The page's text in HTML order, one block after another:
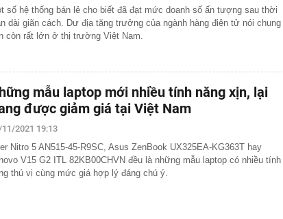
hơn 77 triệu đồng, 2 tháng sau được ngân hàng
báo: “Tiền đang nằm trong tài khoản của công ty bảo
(V68) báo lãi tăng 200% trước thềm đưa cổ phiếu lên
SH, xe tay ga Ý Lambretta J200 lộ diện sở hữu
kênh
giật cấp 8 trên Vịnh Bắc Bộ, nhiều vùng biển sóng
cứu' đồng minh của Mỹ
báo tin vui
cá cần bỏ ngay
số hệ thống bán lẻ cho biết đã đạt mức doanh số ấn tượng sau thời
dài giãn cách. Dư địa tăng trưởng của ngành hàng điện tử nói chung
còn rất lớn ở thị trường Việt Nam.
mẫu laptop mới nhiều tính năng xịn, lại
được giảm giá tại Việt Nam
2021 19:13
Nitro 5 AN515-45-R9SC, Asus ZenBook UX325EA-KG363T hay
V15 G2 ITL 82KB00CHVN đều là những mẫu laptop có nhiều tính
thú vị cùng mức giá hợp lý đáng chú ý.